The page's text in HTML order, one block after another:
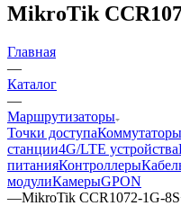
MikroTik
Главная
—
Каталог
—
Маршрутизаторы
Точки доступаКоммутаторы
станции4G/LTE устройства
питанияКонтроллеры
модулиКамерыGPON
—MikroTik CCR1072-1G-